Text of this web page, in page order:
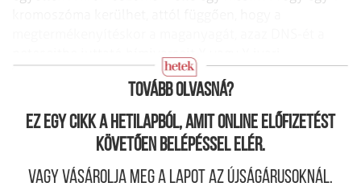
kromoszómát tartalmaz-e.
Tovább olvasná?
Ez egy cikk a hetilapból, amit online előfizetést
követően belépéssel elér.
Vagy vásárolja meg a lapot az újságárusoknál.